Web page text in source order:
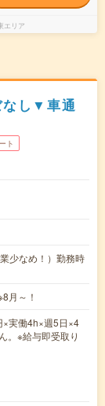
エリア
なし▼車通
ト
少なめ！）勤務時
月～！
実働4h×週5日×4
。※給与即受取り